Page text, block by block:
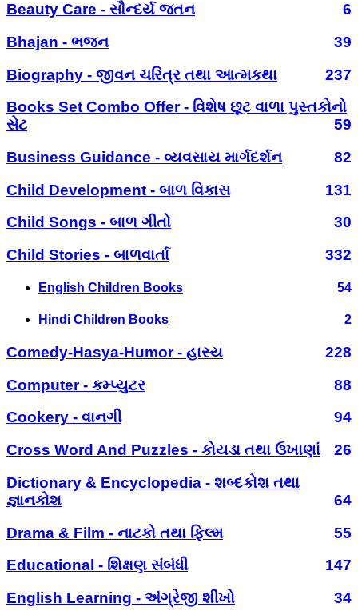
Beauty Care - સૌન્દર્ય જતન
6
Bhajan - ભજન
39
Biography - જીવન ચરિત્ર તથા આત્મકથા
237
Books Set Combo Offer - વિશેષ છૂટ વાળા પુસ્તકોનો
સેટ
59
Business Guidance - વ્યવસાય માર્ગદર્શન
82
Child Development - બાળ વિકાસ
131
Child Songs - બાળ ગીતો
30
Child Stories - બાળવાર્તા
332
English Children Books 54
Hindi Children Books 2
Comedy-Hasya-Humor - હાસ્ય
228
Computer - કમ્પ્યુટર
88
Cookery - વાનગી
94
Cross Word And Puzzles - કોયડા તથા ઉખાણાં
26
Dictionary & Encyclopedia - શબ્દકોશ તથા
જ્ઞાનકોશ
64
Drama & Film - નાટકો તથા ફિલ્મ
55
Educational - શિક્ષણ સંબંધી
147
English Learning - અંગ્રેજી શીખો
34